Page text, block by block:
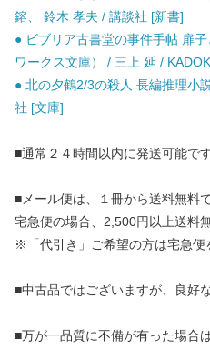
鎔、 鈴木 孝夫 / 講談社 [新書]
● ビブリア古書堂の事件手帖 扉
ワークス文庫） / 三上 延 /
● 北の夕鶴2/3の殺人 長編推理小
社 [文庫]
■通常２４時間以内に発送可能です
■メール便は、１冊から送料無料で
宅急便の場合、2,500円以上送料
※「代引き」ご希望の方は宅急便
■中古品ではございますが、良好
■万が一品質に不備が有った場合